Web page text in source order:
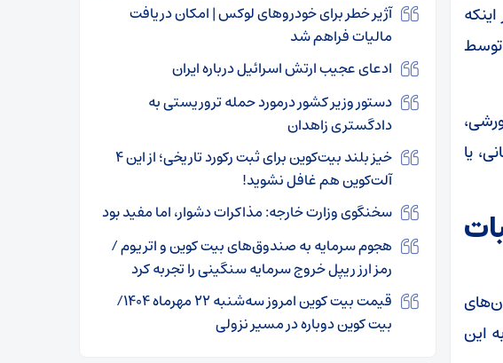
توسط
یا
این
آژیر خطر برای خودروهای لوکس | امکان دریافت
مالیات فراهم شد
ادعای عجیب ارتش اسرائیل درباره ایران
دستور وزیر کشور درمورد حمله تروریستی به
دادگستری زاهدان
خیز بلند بیت‌کوین برای ثبت رکورد تاریخی؛ از این ۴
آلت‌کوین‌ هم غافل نشوید!
سخنگوی وزارت خارجه: مذاکرات دشوار، اما مفید بود
هجوم سرمایه به صندوق‌های بیت کوین و اتریوم /
رمز ارز ریپل خروج سرمایه سنگینی را تجربه کرد
قیمت بیت کوین امروز سه‌شنبه ۲۲ مهرماه ۱۴۰۴/
بیت کوین دوباره در مسیر نزولی